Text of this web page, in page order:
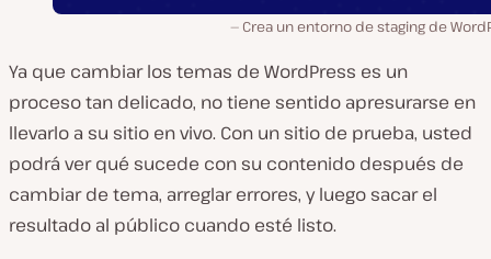
Crea un entorno de staging de
Ya que cambiar los temas de WordPress es un
proceso tan delicado, no tiene sentido apresurarse en
llevarlo a su sitio en vivo. Con un sitio de prueba, usted
podrá ver qué sucede con su contenido después de
cambiar de tema, arreglar errores, y luego sacar el
resultado al público cuando esté listo.